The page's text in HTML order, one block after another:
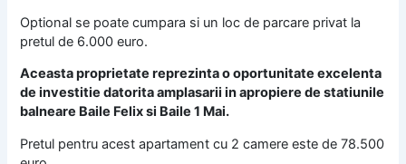
Optional se poate cumpara si un loc de parcare privat la
pretul de 6.000 euro.
Aceasta proprietate reprezinta o oportunitate excelenta
de investitie datorita amplasarii in apropiere de statiunile
balneare Baile Felix si Baile 1 Mai.
Pretul pentru acest apartament cu 2 camere este de 78.500